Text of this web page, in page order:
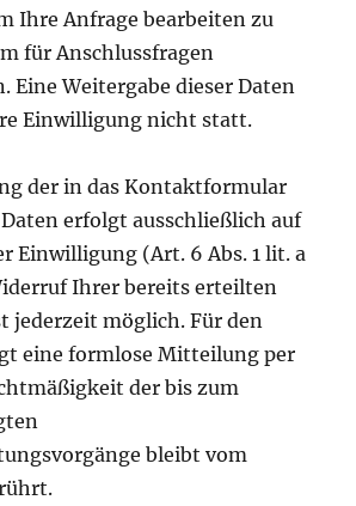
Ihre Anfrage bearbeiten zu
für Anschlussfragen
Eine Weitergabe dieser Daten
Einwilligung nicht statt.
der in das Kontaktformular
erfolgt ausschließlich auf
Einwilligung (Art. 6 Abs. 1 lit. a
Ihrer bereits erteilten
jederzeit möglich. Für den
eine formlose Mitteilung per
der bis zum
bleibt vom